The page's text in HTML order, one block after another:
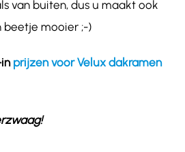
van buiten, dus u maakt ook
beetje mooier ;-)
prijzen voor Velux dakramen
!